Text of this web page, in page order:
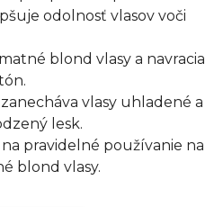
odolnosť vlasov voči
blond vlasy a navracia
vlasy uhladené a
lesk.
pravidelné používanie na
blond vlasy.